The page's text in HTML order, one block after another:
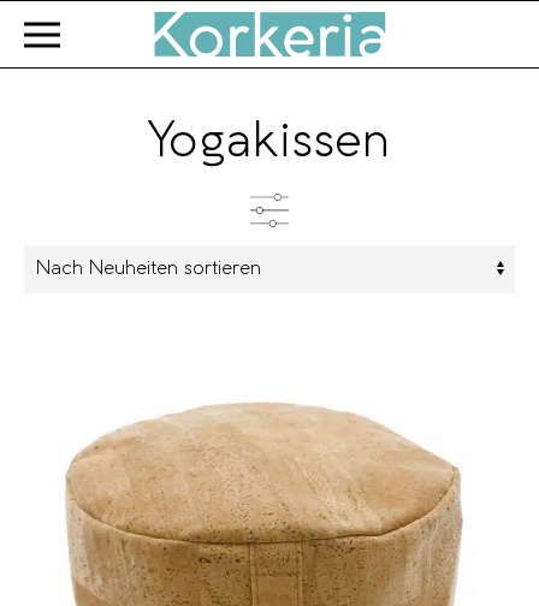
Zum Hauptinhalt springen
Yogakissen
Kategorien
Farbe
Marke